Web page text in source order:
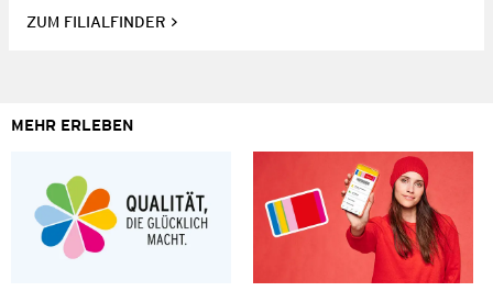
ZUM FILIALFINDER
MEHR ERLEBEN